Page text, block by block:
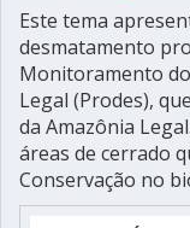
Este tema
desmatamento
Monitoramento
Legal (Prodes),
da Amazônia
áreas de cerrado
Conservação no